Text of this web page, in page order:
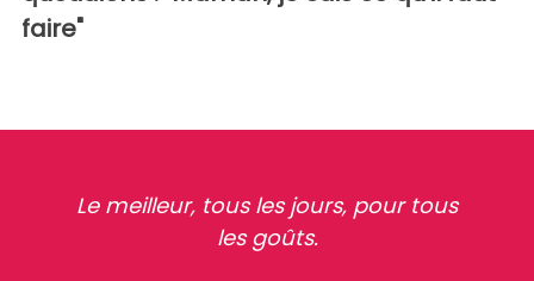
faire"
Le meilleur, tous les jours, pour tous
les goûts.